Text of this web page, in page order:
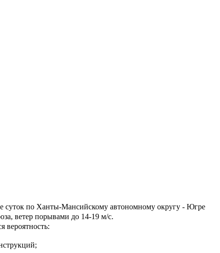
суток по Ханты-Мансийскому автономному округу - Югре
ветер порывами до 14-19 м/с.
вероятность: